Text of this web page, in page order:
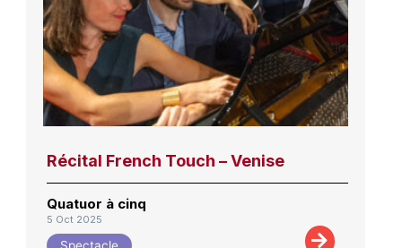
Récital French Touch – Venise
Quatuor à cinq
5 Oct 2025